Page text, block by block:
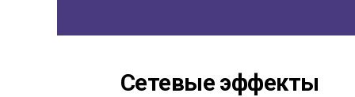
Сетевые эффекты